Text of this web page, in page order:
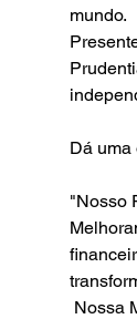
mundo.
Dá uma
"Nosso
Nossa